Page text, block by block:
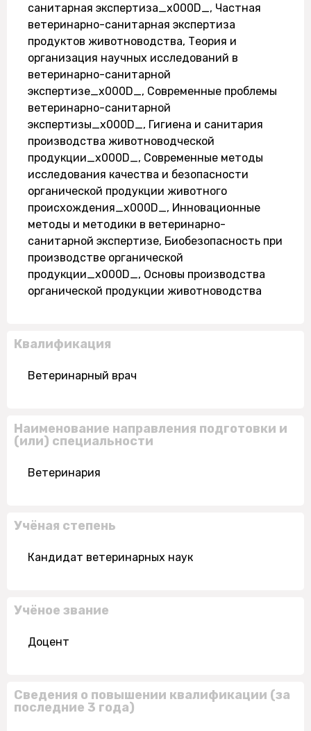
санитарная экспертиза_x000D_, Частная
ветеринарно-санитарная экспертиза
продуктов животноводства, Теория и
организация научных исследований в
ветеринарно-санитарной
экспертизе_x000D_, Современные проблемы
ветеринарно-санитарной
экспертизы_x000D_, Гигиена и санитария
производства животноводческой
продукции_x000D_, Современные методы
исследования качества и безопасности
органической продукции животного
происхождения_x000D_, Инновационные
методы и методики в ветеринарно-
санитарной экспертизе, Биобезопасность при
производстве органической
продукции_x000D_, Основы производства
органической продукции животноводства
Квалификация
Ветеринарный врач
Наименование направления подготовки и
(или) специальности
Ветеринария
Учёная степень
Кандидат ветеринарных наук
Учёное звание
Доцент
Сведения о повышении квалификации (за
последние 3 года)